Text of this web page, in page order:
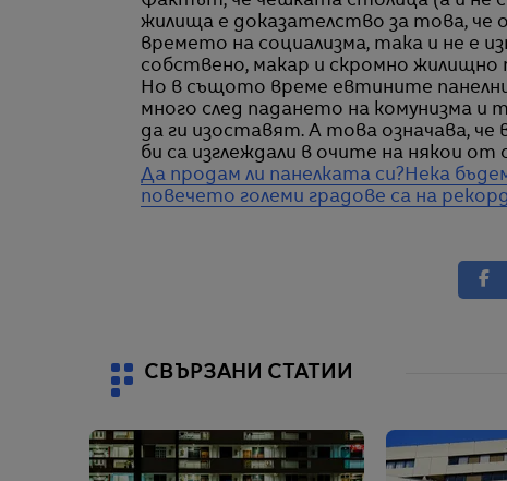
жилища е доказателство за това, че
времето на социализма, така и не е
собствено, макар и скромно
Но в същото време евтините
много след падането на комунизма
да ги изоставят. А това означава,
би са изглеждали в очите на някои
Да продам ли панелката си?Нека
повечето големи градове са на
СВЪРЗАНИ СТАТИИ